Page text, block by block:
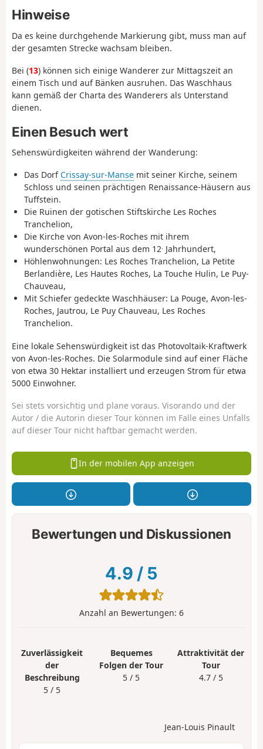
Hinweise
Da es keine durchgehende Markierung gibt, muss man auf
der gesamten Strecke wachsam bleiben.
Bei (13) können sich einige Wanderer zur Mittagszeit an
einem Tisch und auf Bänken ausruhen. Das Waschhaus
kann gemäß der Charta des Wanderers als Unterstand
dienen.
Einen Besuch wert
Sehenswürdigkeiten während der Wanderung:
Das Dorf Crissay-sur-Manse mit seiner Kirche, seinem
Schloss und seinen prächtigen Renaissance-Häusern aus
Tuffstein.
Die Ruinen der gotischen Stiftskirche Les Roches
Tranchelion,
Die Kirche von Avon-les-Roches mit ihrem
wunderschönen Portal aus dem 12. Jahrhundert,
Höhlenwohnungen: Les Roches Tranchelion, La Petite
Berlandière, Les Hautes Roches, La Touche Hulin, Le Puy-
Chauveau,
Mit Schiefer gedeckte Waschhäuser: La Pouge, Avon-les-
Roches, Jautrou, Le Puy Chauveau, Les Roches
Tranchelion.
Eine lokale Sehenswürdigkeit ist das Photovoltaik-Kraftwerk
von Avon-les-Roches. Die Solarmodule sind auf einer Fläche
von etwa 30 Hektar installiert und erzeugen Strom für etwa
5000 Einwohner.
Sei stets vorsichtig und plane voraus. Visorando und der
Autor / die Autorin dieser Tour können im Falle eines Unfalls
auf dieser Tour nicht haftbar gemacht werden.
In der mobilen App anzeigen
Bewertungen und Diskussionen
4.9 / 5
Anzahl an Bewertungen: 6
Zuverlässigkeit
der
Beschreibung
5 / 5
Bequemes
Folgen der Tour
5 / 5
Attraktivität der
Tour
4.7 / 5
Jean-Louis Pinault